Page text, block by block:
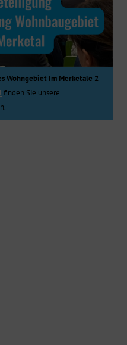
Wohngebiet Im Merketale 2
finden Sie unsere